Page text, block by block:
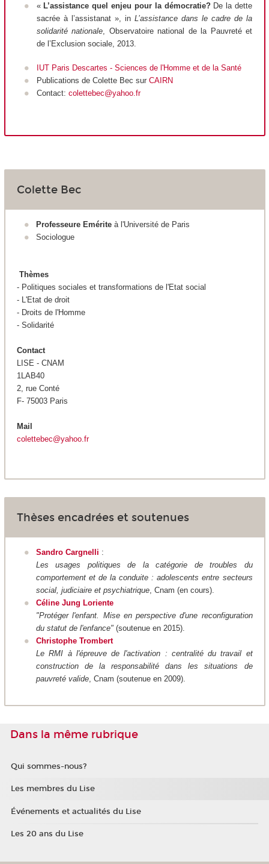
«L’assistance quel enjeu pour la démocratie?De la dette
sacrée à l’assistanat », in L’assistance dans le cadre de la
solidarité nationale , Observatoire national de la Pauvreté et
de l’Exclusion sociale, 2013.
IUT Paris Descartes - Sciences de l'Homme et de la Santé
Publications de Colette Bec sur CAIRN
Contact: colettebec@yahoo.fr
Colette Bec
Professeure Emérite à l'Université de Paris
Sociologue
Thèmes
- Politiques sociales et transformations de l'Etat social
- L'Etat de droit
- Droits de l'Homme
- Solidarité
Contact
LISE - CNAM
1LAB40
2, rue Conté
F- 75003 Paris
Mail
colettebec@yahoo.fr
Thèses encadrées et soutenues
Sandro Cargnelli :
Les usages politiques de la catégorie de troubles du
comportement et de la conduite : adolescents entre secteurs
social, judiciaire et psychiatrique, Cnam (en cours).
Céline Jung Loriente
"Protéger l'enfant. Mise en perspective d'une reconfiguration
du statut de l'enfance" (soutenue en 2015).
Christophe Trombert
Le RMI à l'épreuve de l'activation : centralité du travail et
construction de la responsabilité dans les situations de
pauvreté valide, Cnam (soutenue en 2009).
Dans la même rubrique
Qui sommes-nous?
Les membres du Lise
Événements et actualités du Lise
Les 20 ans du Lise